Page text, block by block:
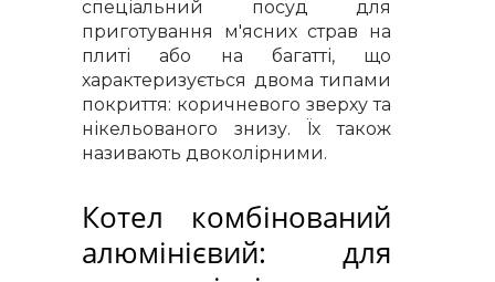
спеціальний посуд для
приготування м'ясних страв на
плиті або на багатті, що
характеризується двома типами
покриття: коричневого зверху та
нікельованого знизу. Їх також
називають двоколірними.
Котел комбінований
алюмінієвий: для